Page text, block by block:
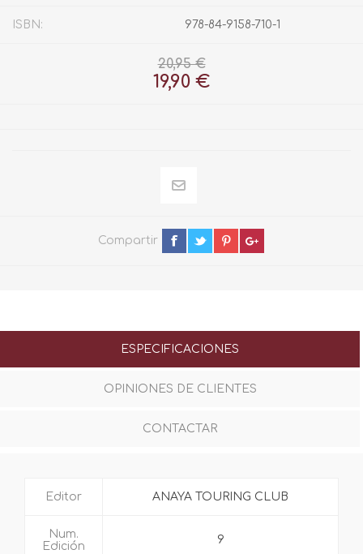
ISBN: 978-84-9158-710-1
20,95 €
19,90 €
Compartir
ESPECIFICACIONES
OPINIONES DE CLIENTES
CONTACTAR
Editor ANAYA TOURING CLUB
Num.
Edición
9